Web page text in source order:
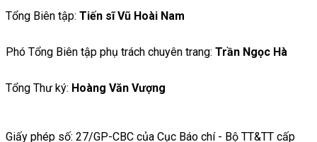
Tổng Biên tập: Tiến sĩ Vũ Hoài Nam
Phó Tổng Biên tập phụ trách chuyên trang: Trần Ngọc Hà
Tổng Thư ký: Hoàng Văn Vượng
Giấy phép số: 27/GP-CBC của Cục Báo chí - Bộ TT&TT cấp